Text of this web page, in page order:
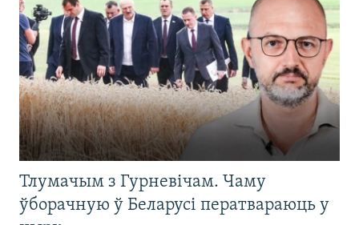
Тлумачым з Гурневічам. Чаму
ўборачную ў Беларусі ператвараюць у